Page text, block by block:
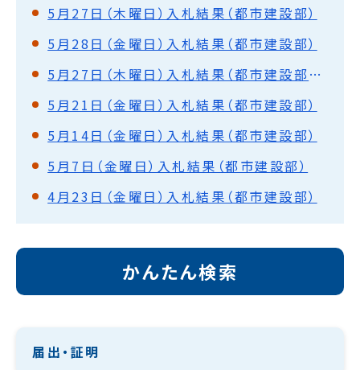
5月27日（木曜日）入札結果（都市建設部）
5月28日（金曜日）入札結果（都市建設部）
5月27日（木曜日）入札結果（都市建設部）落札保留
5月21日（金曜日）入札結果（都市建設部）
5月14日（金曜日）入札結果（都市建設部）
5月7日（金曜日）入札結果（都市建設部）
4月23日（金曜日）入札結果（都市建設部）
かんたん検索
届出・証明